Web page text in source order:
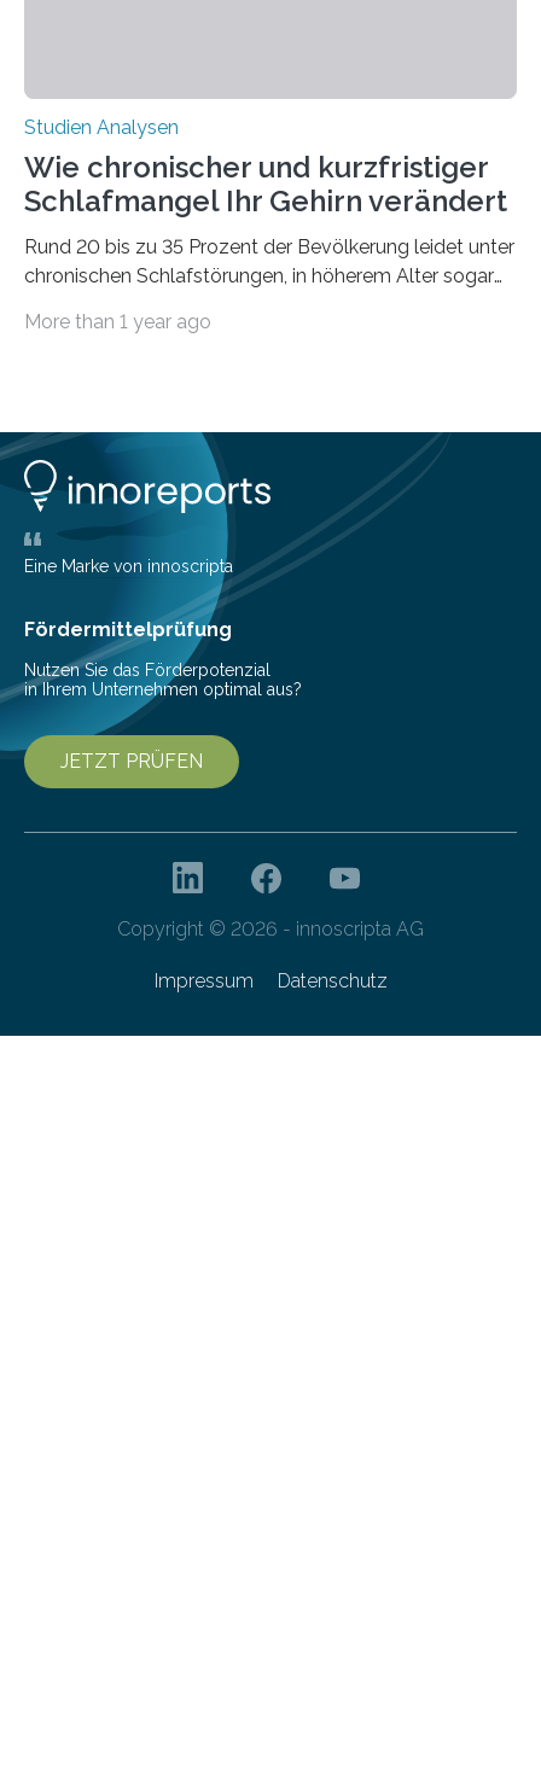
Studien Analysen
Wie chronischer und kurzfristiger
Schlafmangel Ihr Gehirn verändert
Rund 20 bis zu 35 Prozent der Bevölkerung leidet unter
chronischen Schlafstörungen, in höherem Alter sogar
Erwachsene kennt zudem ein kurzfristiges Schlafdefizit:
Forscher:innen konnten in einer aktuellen Metastudie
zeigen, dass sich die jeweils beteiligten Gehirnregionen
deutlich unterscheiden. Die Ergebnisse der Studie
wurden im Fachmagazin JAMA Psychiatry
veröffentlicht. „Schlechter…
More than 1 year ago
Eine Marke von innoscripta
Fördermittelprüfung
Nutzen Sie das Förderpotenzial
in Ihrem Unternehmen optimal aus?
JETZT PRÜFEN
Copyright © 2026 - innoscripta AG
Impressum Datenschutz